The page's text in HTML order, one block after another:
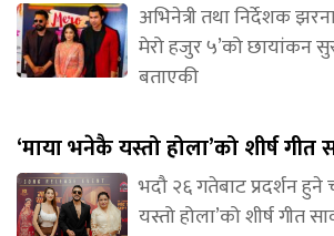
अभिनेत्री तथा निर्देशक
मेरो हजुर ५’को छायांकन
बताएकी
‘माया भनेकै यस्तो होला’को शीर्ष गीत
भदौ २६ गतेबाट प्रदर्शन
यस्तो होला’को शीर्ष गीत